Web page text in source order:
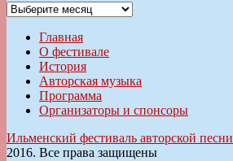
Архивы
Главная
О фестивале
История
Авторская музыка
Программа
Организаторы и спонсоры
Ильменский фестиваль авторской песни
2016. Все права защищены